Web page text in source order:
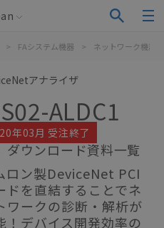
> FAシステム機器 > ネットワーク機器
アナライザ
ALDC1
年03月 受注終了
ダウンロード資料一覧
ロン製DeviceNet PCI
ドを直結することでネ
ワークの診断・解析が
！デバイス開発効率の